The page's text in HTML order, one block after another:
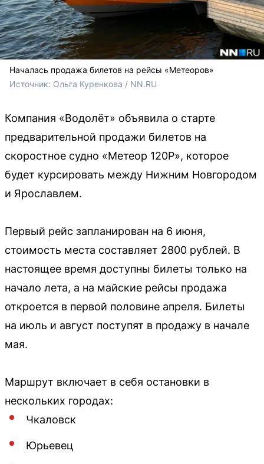
Началась продажа билетов на рейсы «Метеоров»
Источник: Ольга Куренкова / NN.RU
Компания «Водолёт» объявила о старте
предварительной продажи билетов на
скоростное судно «Метеор 120Р», которое
будет курсировать между Нижним Новгородом
и Ярославлем.
Первый рейс запланирован на 6 июня,
стоимость места составляет 2800 рублей. В
настоящее время доступны билеты только на
начало лета, а на майские рейсы продажа
откроется в первой половине апреля. Билеты
на июль и август поступят в продажу в начале
мая.
Маршрут включает в себя остановки в
нескольких городах:
Чкаловск
Юрьевец